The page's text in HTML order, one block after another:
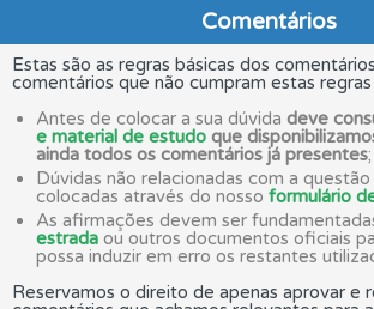
Comentários
Estas são as regras básicas dos
comentários que não cumpram estas regras
Antes de colocar a sua dúvida deve
e material de estudo que
ainda todos os comentários já presentes;
Dúvidas não relacionadas com a
colocadas através do nosso formulário
As afirmações devem ser
estrada ou outros documentos oficiais
possa induzir em erro os restantes
Reservamos o direito de apenas aprovar e